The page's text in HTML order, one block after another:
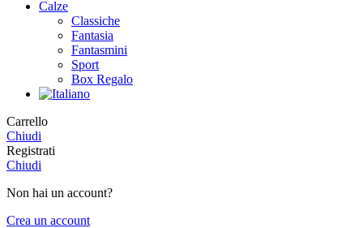
Calze
Classiche
Fantasia
Fantasmini
Sport
Box Regalo
Carrello
Chiudi
Registrati
Chiudi
Non hai un account?
Crea un account